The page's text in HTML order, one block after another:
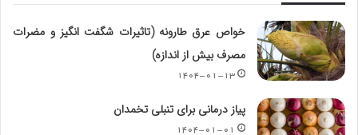
خواص عرق طارونه (تاثیرات شگفت انگیز و مضرات
مصرف بیش از اندازه)
۱۴۰۴-۰۱-۱۳
پیاز درمانی برای تنبلی تخمدان
۱۴۰۴-۰۱-۰۱